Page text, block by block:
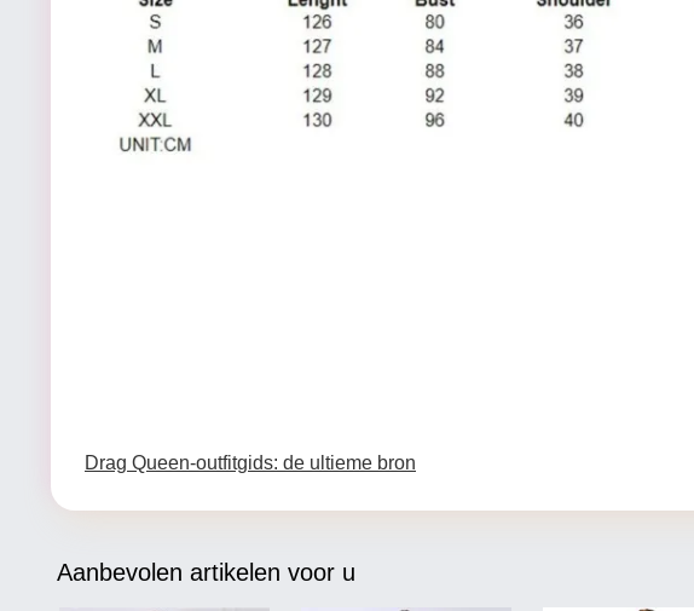
Drag Queen-outfitgids: de ultieme bron
Aanbevolen artikelen voor u